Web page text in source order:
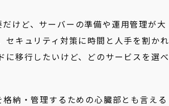
けど、サーバーの準備や運用管理が大
キュリティ対策に時間と人手を割かれ
移行したいけど、どのサービスを選べ
納・管理するための心臓部とも言える